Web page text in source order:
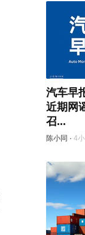
汽车早
近期网
召...
陈小同 · 4